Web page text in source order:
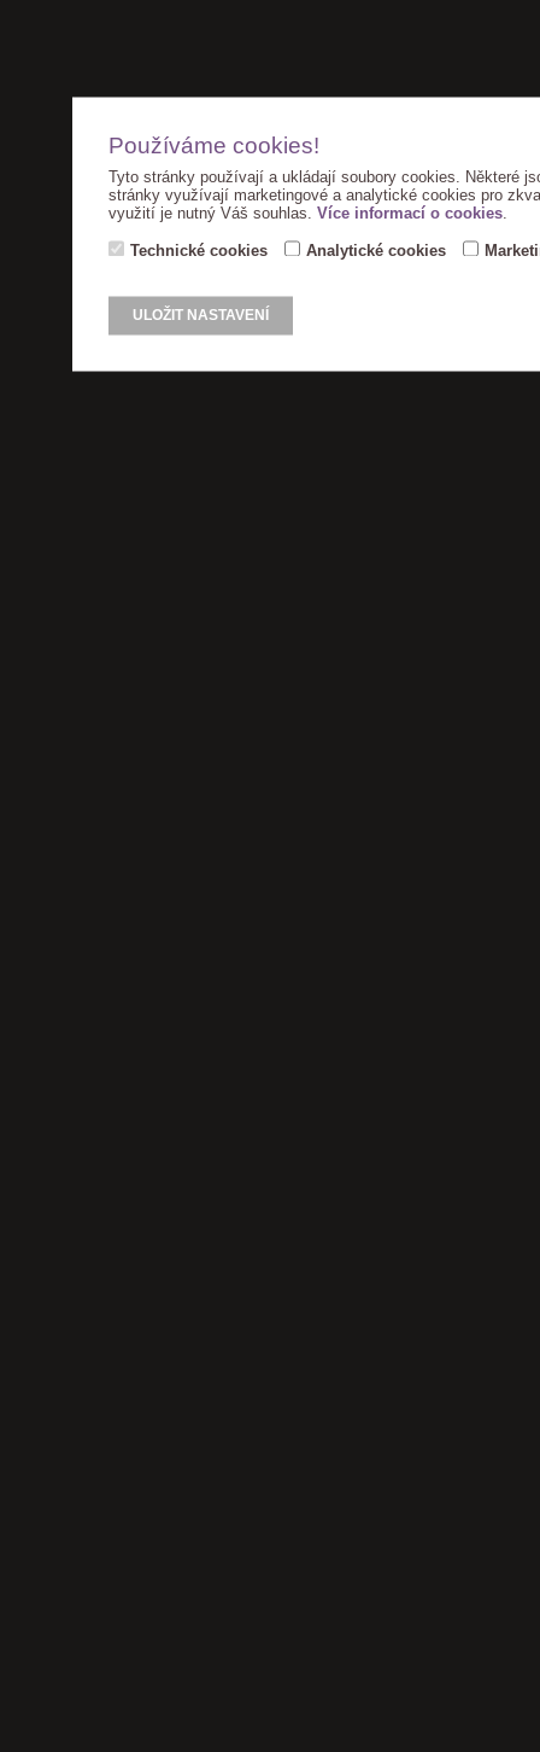
Používáme cookies!
Tyto stránky používají a ukládají soubory cookies. Některé
stránky využívají marketingové a analytické cookies pro
využití je nutný Váš souhlas. Více informací o cookies.
Technické cookies Analytické cookies
ULOŽIT NASTAVENÍ